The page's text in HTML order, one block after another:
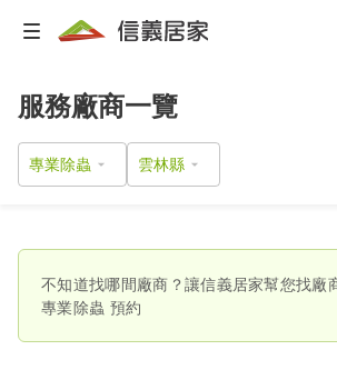
服務廠商一覽
專業除蟲
不知道找哪間廠商？讓信義居家幫您找廠
專業除蟲 預約